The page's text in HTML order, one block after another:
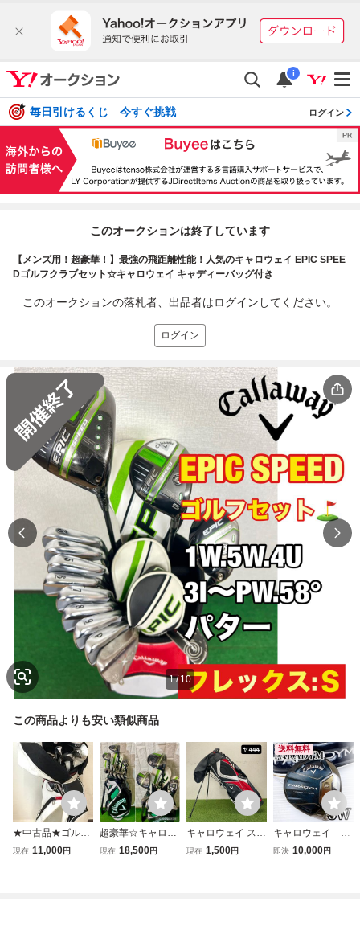
i
毎日引けるくじ 今すぐ挑戦 ログイン
このオークションは終了しています
【メンズ用！超豪華！】最強の飛距離性能！人気のキャロウェイ EPIC SPEE
Dゴルフクラブセット☆キャロウェイ キャディーバッグ付き
このオークションの落札者、出品者はログインしてください。
ログイン
1/ 10
この商品よりも安い類似商品
★中古品★ゴルフ
クラブセット V77
現在 11,000円
超豪華☆キャロウ
ェイEPIC MAX/SP
現在 18,500円
キャロウェイ スタ
ンド式キャディバ
現在 1,500円
送料無料
キャロウェイ パ
ラダイム フェア
即決 10,000円